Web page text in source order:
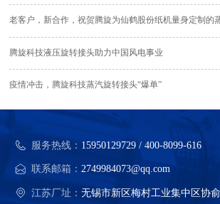
老客户，新合作，祝贺腾旋为仙鹤股份纸机量身定制的
腾旋科技液压旋转接头助力中国风电事业
疫情冲击，腾旋科技蒸汽旋转接头“爆单”
服务热线： 15950129729 / 400-8099-616
联系邮箱：2749984073@qq.com
江苏厂址：无锡市新区梅村工业集中区协